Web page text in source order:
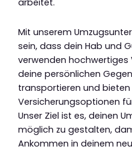
arbeitet.
Mit unserem
sein, dass dein Hab und
verwenden
deine persönlichen
transportieren und
Versicherungsoptionen
Unser Ziel ist es, deinen
möglich zu gestalten,
Ankommen in deinem